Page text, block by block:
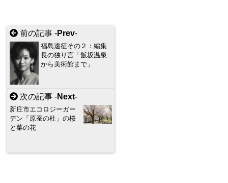
前の記事 -Prev-
福島遠征その２：編集
長の独り言「飯坂温泉
から美術館まで」
次の記事 -Next-
新庄市エコロジーガー
デン「原蚕の杜」の桜
と菜の花